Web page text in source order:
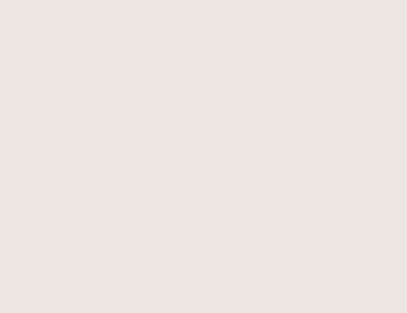
en gammal snickarbänk. Fråga mig inte vart idén kom ifrån, det är bara
Marektplace lite snabbt och hittade en snickarbänk som faktiskt var
Jag skrev till säljaren och frågade om jag fick köpa den för 400:- och
stuvade jag och Kevin in den i skuffen på min bild och åkte förbi nya
direkt lust att lägga det. Kollade in på Facebook Marketplace igen och fick
men jag var bara intresserad av den största som jag kände att den
för 250:-. Jag har ganska mycket marmor i bitar redan men alla är vita.
skivan passar perfekt! Så för 650:- fick jag en "ny" köksö i köket samt